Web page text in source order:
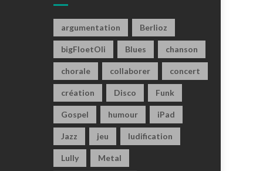
argumentation Berlioz
bigFloetOli Blues chanson
chorale collaborer concert
création Disco Funk
Gospel humour iPad
Jazz jeu ludification
Lully Metal